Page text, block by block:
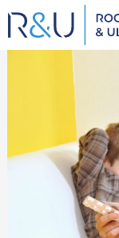
Zum
Inhalt
springen